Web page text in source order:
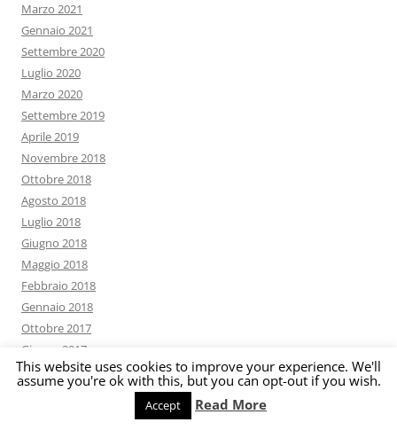
Marzo 2021
Gennaio 2021
Settembre 2020
Luglio 2020
Marzo 2020
Settembre 2019
Aprile 2019
Novembre 2018
Ottobre 2018
Agosto 2018
Luglio 2018
Giugno 2018
Maggio 2018
Febbraio 2018
Gennaio 2018
Ottobre 2017
Giugno 2017
Febbraio 2017
Dicembre 2016
This website uses cookies to improve your experience. We'll
assume you're ok with this, but you can opt-out if you wish.
Accept Read More